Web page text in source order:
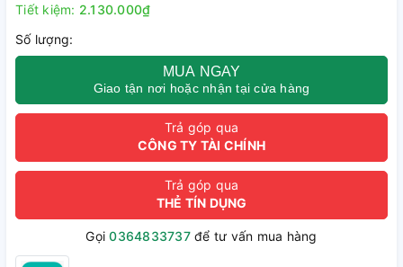
Tiết kiệm: 2.130.000₫
Số lượng:
MUA NGAY
Giao tận nơi hoặc nhận tại cửa hàng
Trả góp qua
CÔNG TY TÀI CHÍNH
Trả góp qua
THẺ TÍN DỤNG
Gọi0364833737để tư vấn mua hàng